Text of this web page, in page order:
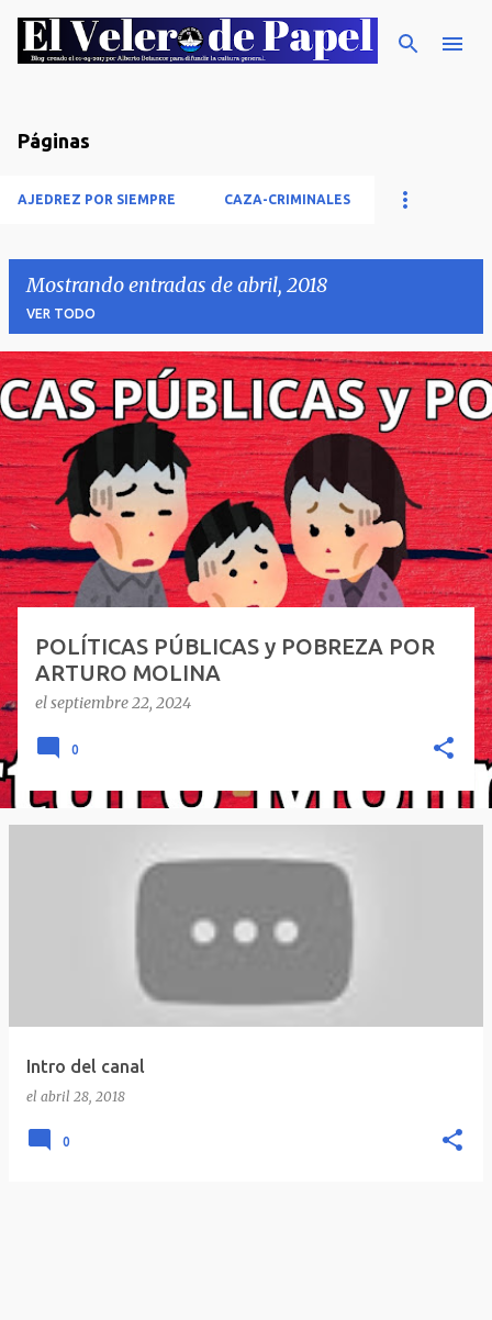
Ir al contenido principal
Páginas
AJEDREZ POR SIEMPRE CAZA-CRIMINALES
Mostrando entradas de abril, 2018
VER TODO
E
n
t
r
a
d
a
s
POLÍTICAS PÚBLICAS y POBREZA POR
ARTURO MOLINA
elseptiembre 22, 2024
0
Intro del canal
el abril 28, 2018
0